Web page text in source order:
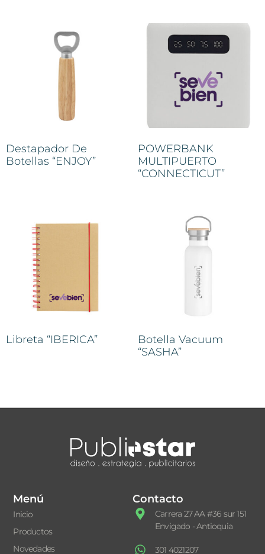
Destapador De
Botellas “ENJOY”
POWERBANK
MULTIPUERTO
“CONNECTICUT”
Libreta “IBERICA”
Botella Vacuum
“SASHA”
Menú
Inicio
Productos
Novedades
Contacto
Carrera 27 AA #36 sur 151
Envigado - Antioquia
301 4021207